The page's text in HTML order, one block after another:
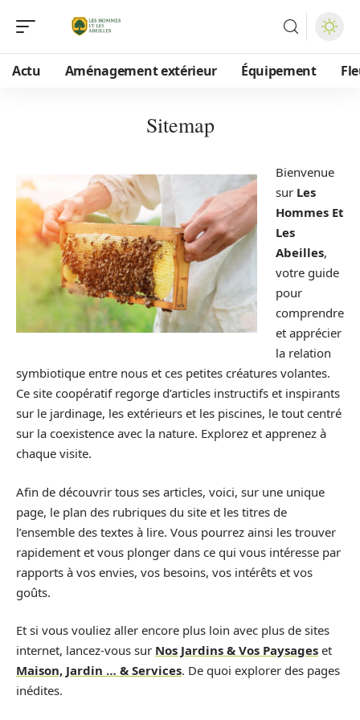
Actu Aménagement extérieur Équipement
Sitemap
Bienvenue
sur Les
Hommes Et
Les
Abeilles,
votre guide
pour
comprendre
et apprécier
la relation
symbiotique entre nous et ces petites créatures volantes.
Ce site coopératif regorge d’articles instructifs et inspirants
sur le jardinage, les extérieurs et les piscines, le tout centré
sur la coexistence avec la nature. Explorez et apprenez à
chaque visite.
Afin de découvrir tous ses articles, voici, sur une unique
page, le plan des rubriques du site et les titres de
l’ensemble des textes à lire. Vous pourrez ainsi les trouver
rapidement et vous plonger dans ce qui vous intéresse par
rapports à vos envies, vos besoins, vos intérêts et vos
goûts.
Et si vous vouliez aller encore plus loin avec plus de sites
internet, lancez-vous sur Nos Jardins & Vos Paysages et
Maison, Jardin … & Services. De quoi explorer des pages
inédites.